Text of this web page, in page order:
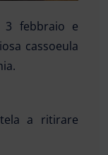
3 febbraio e
cassoeula
a ritirare